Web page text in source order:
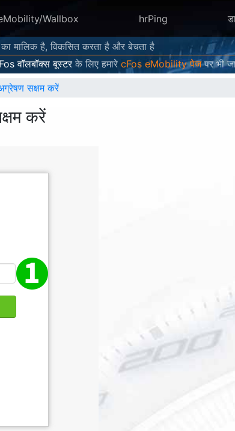
Wallbox hrPing
मालिक है, विकसित करता है और बेचता है
वॉलबॉक्स बूस्टरके लिए हमारे cFos eMobility पेजपर भी
सक्षम करें
करें